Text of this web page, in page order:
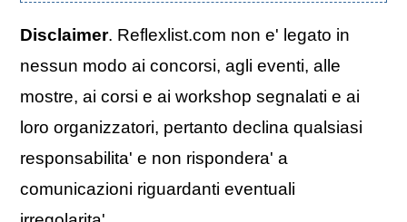
Disclaimer. Reflexlist.com non e' legato in
nessun modo ai concorsi, agli eventi, alle
mostre, ai corsi e ai workshop segnalati e ai
loro organizzatori, pertanto declina qualsiasi
responsabilita' e non rispondera' a
comunicazioni riguardanti eventuali